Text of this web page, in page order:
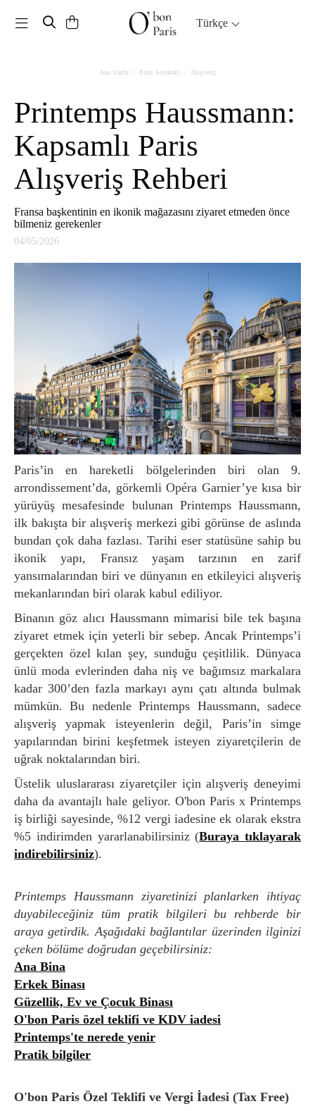
Toggle navigation Türkçe
Ana Sayfa Paris Seyahati Alışveriş
Printemps Haussmann:
Kapsamlı Paris
Alışveriş Rehberi
Fransa başkentinin en ikonik mağazasını ziyaret etmeden önce
bilmeniz gerekenler
04/05/2026
Paris’in en hareketli bölgelerinden biri olan 9.
arrondissement’da, görkemli Opéra Garnier’ye kısa bir
yürüyüş mesafesinde bulunan Printemps Haussmann,
ilk bakışta bir alışveriş merkezi gibi görünse de aslında
bundan çok daha fazlası. Tarihi eser statüsüne sahip bu
ikonik yapı, Fransız yaşam tarzının en zarif
yansımalarından biri ve dünyanın en etkileyici alışveriş
mekanlarından biri olarak kabul ediliyor.
Binanın göz alıcı Haussmann mimarisi bile tek başına
ziyaret etmek için yeterli bir sebep. Ancak Printemps’i
gerçekten özel kılan şey, sunduğu çeşitlilik. Dünyaca
ünlü moda evlerinden daha niş ve bağımsız markalara
kadar 300’den fazla markayı aynı çatı altında bulmak
mümkün. Bu nedenle Printemps Haussmann, sadece
alışveriş yapmak isteyenlerin değil, Paris’in simge
yapılarından birini keşfetmek isteyen ziyaretçilerin de
uğrak noktalarından biri.
Üstelik uluslararası ziyaretçiler için alışveriş deneyimi
daha da avantajlı hale geliyor. O'bon Paris x Printemps
iş birliği sayesinde, %12 vergi iadesine ek olarak ekstra
%5 indirimden yararlanabilirsiniz (Buraya tıklayarak
indirebilirsiniz).
Printemps Haussmann ziyaretinizi planlarken ihtiyaç
duyabileceğiniz tüm pratik bilgileri bu rehberde bir
araya getirdik. Aşağıdaki bağlantılar üzerinden ilginizi
çeken bölüme doğrudan geçebilirsiniz:
Ana Bina
Erkek Binası
Güzellik, Ev ve Çocuk Binası
O'bon Paris özel teklifi ve KDV iadesi
Printemps'te nerede yenir
Pratik bilgiler
O'bon Paris Özel Teklifi ve Vergi İadesi (Tax Free)